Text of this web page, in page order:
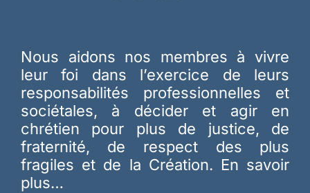
Nous aidons nos membres à vivre
leur foi dans l’exercice de leurs
responsabilités professionnelles et
sociétales, à décider et agir en
chrétien pour plus de justice, de
fraternité, de respect des plus
fragiles et de la Création. En savoir
plus…